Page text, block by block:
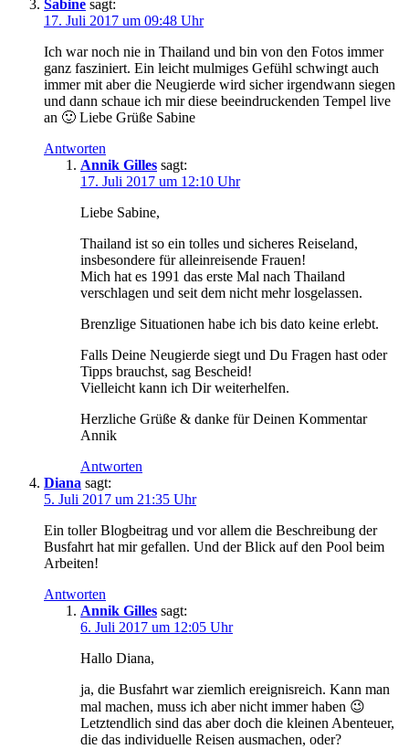
Sabine sagt:
17. Juli 2017 um 09:48 Uhr
Ich war noch nie in Thailand und bin von den Fotos immer
ganz fasziniert. Ein leicht mulmiges Gefühl schwingt auch
immer mit aber die Neugierde wird sicher irgendwann siegen
und dann schaue ich mir diese beeindruckenden Tempel live
an 🙂 Liebe Grüße Sabine
Antworten
Annik Gilles sagt:
17. Juli 2017 um 12:10 Uhr
Liebe Sabine,
Thailand ist so ein tolles und sicheres Reiseland,
insbesondere für alleinreisende Frauen!
Mich hat es 1991 das erste Mal nach Thailand
verschlagen und seit dem nicht mehr losgelassen.
Brenzlige Situationen habe ich bis dato keine erlebt.
Falls Deine Neugierde siegt und Du Fragen hast oder
Tipps brauchst, sag Bescheid!
Vielleicht kann ich Dir weiterhelfen.
Herzliche Grüße & danke für Deinen Kommentar
Annik
Antworten
Diana sagt:
5. Juli 2017 um 21:35 Uhr
Ein toller Blogbeitrag und vor allem die Beschreibung der
Busfahrt hat mir gefallen. Und der Blick auf den Pool beim
Arbeiten!
Antworten
Annik Gilles sagt:
6. Juli 2017 um 12:05 Uhr
Hallo Diana,
ja, die Busfahrt war ziemlich ereignisreich. Kann man
mal machen, muss ich aber nicht immer haben 😉
Letztendlich sind das aber doch die kleinen Abenteuer,
die das individuelle Reisen ausmachen, oder?